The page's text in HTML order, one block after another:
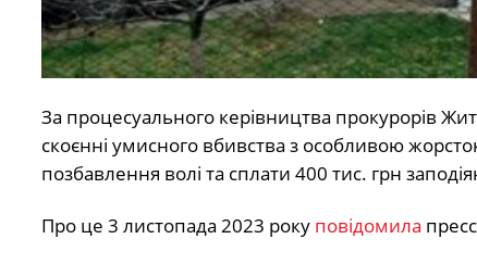
За процесуального керівництва прокурорів
скоєнні умисного вбивства з особливою
позбавлення волі та сплати 400 тис. грн
Про це 3 листопада 2023 року повідомила